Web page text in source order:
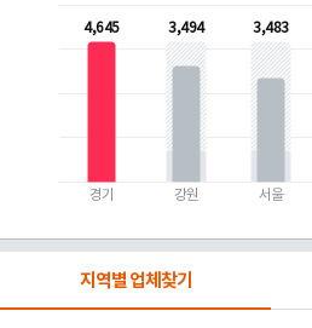
4,645
경기
3,494
강원
3,483
서울
지역별 업체찾기